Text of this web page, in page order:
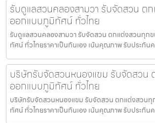
รับดูแลสวนคลองสามวา รับจัดสวน ต
ออกแบบภูมิทัศน์ ทั่วไทย
รับดูแลสวนคลองสามวา รับจัดสวน ตกแต่งสวนทุก
ทัศน์ ทั่วไทยราคาเป็นกันเอง เน้นคุณภาพ รับประกัน
บริษัทรับจัดสวนหนองแขม รับจัดสวน
ออกแบบภูมิทัศน์ ทั่วไทย
บริษัทรับจัดสวนหนองแขม รับจัดสวน ตกแต่งสวน
ทัศน์ ทั่วไทยราคาเป็นกันเอง เน้นคุณภาพ รับประกัน